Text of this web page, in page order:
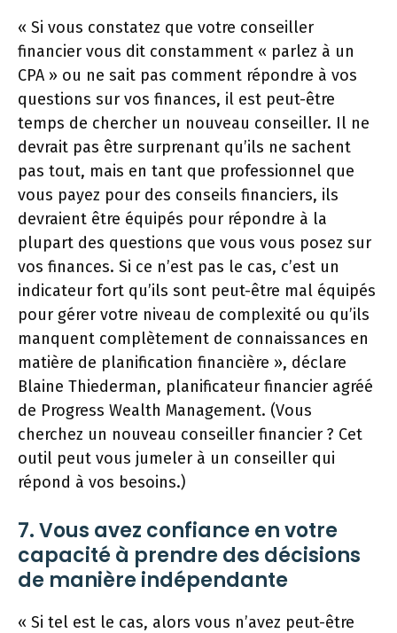
« Si vous constatez que votre conseiller
financier vous dit constamment « parlez à un
CPA » ou ne sait pas comment répondre à vos
questions sur vos finances, il est peut-être
temps de chercher un nouveau conseiller. Il ne
devrait pas être surprenant qu’ils ne sachent
pas tout, mais en tant que professionnel que
vous payez pour des conseils financiers, ils
devraient être équipés pour répondre à la
plupart des questions que vous vous posez sur
vos finances. Si ce n’est pas le cas, c’est un
indicateur fort qu’ils sont peut-être mal équipés
pour gérer votre niveau de complexité ou qu’ils
manquent complètement de connaissances en
matière de planification financière », déclare
Blaine Thiederman, planificateur financier agréé
de Progress Wealth Management. (Vous
cherchez un nouveau conseiller financier ? Cet
outil peut vous jumeler à un conseiller qui
répond à vos besoins.)
7. Vous avez confiance en votre
capacité à prendre des décisions
de manière indépendante
« Si tel est le cas, alors vous n’avez peut-être